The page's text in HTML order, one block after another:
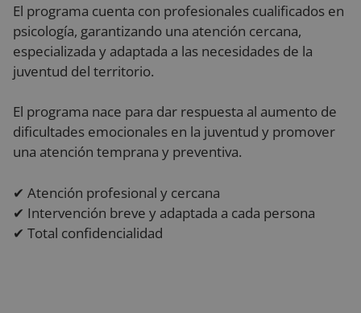
El programa cuenta con profesionales cualificados en
psicología, garantizando una atención cercana,
especializada y adaptada a las necesidades de la
juventud del territorio.
El programa nace para dar respuesta al aumento de
dificultades emocionales en la juventud y promover
una atención temprana y preventiva.
✔ Atención profesional y cercana
✔ Intervención breve y adaptada a cada persona
✔ Total confidencialidad